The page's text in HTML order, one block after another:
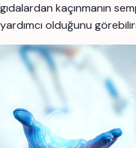
gıdalardan kaçınmanın
yardımcı olduğunu